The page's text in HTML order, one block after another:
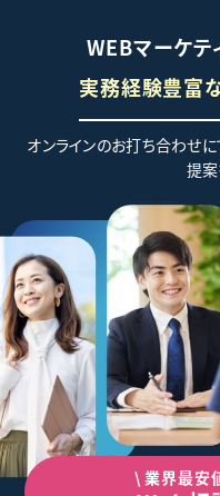
WEBマーケテ
実務経験豊富
オンラインのお打ち合わせ
提案
\ 業界最安